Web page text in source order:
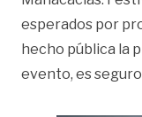
esperados por
hecho pública la
evento, es